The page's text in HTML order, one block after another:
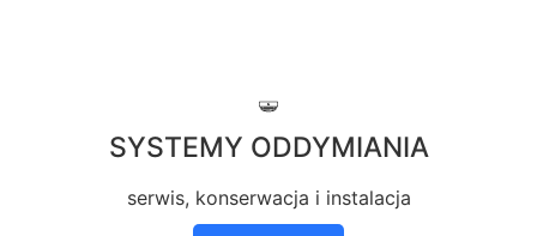
SYSTEMY ODDYMIANIA
serwis, konserwacja i instalacja